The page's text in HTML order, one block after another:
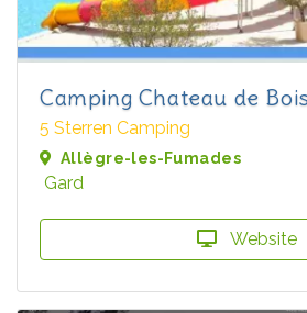
Camping Chateau de
5 Sterren Camping
Allègre-les-Fumades
Gard
Website